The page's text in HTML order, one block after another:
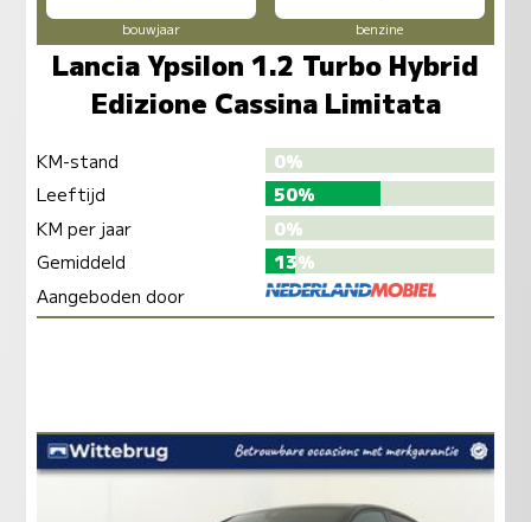
bouwjaar benzine
Lancia Ypsilon 1.2 Turbo Hybrid
Edizione Cassina Limitata
KM-stand
0%
Leeftijd
50%
KM per jaar
0%
Gemiddeld
13%
Aangeboden door